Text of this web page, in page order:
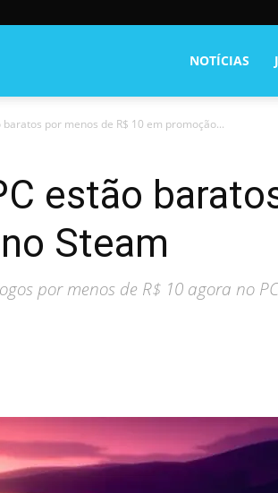
NOTÍCIAS
baratos por menos de R$ 10 em promoção...
estão
Steam
por menos de R$ 10 agora no